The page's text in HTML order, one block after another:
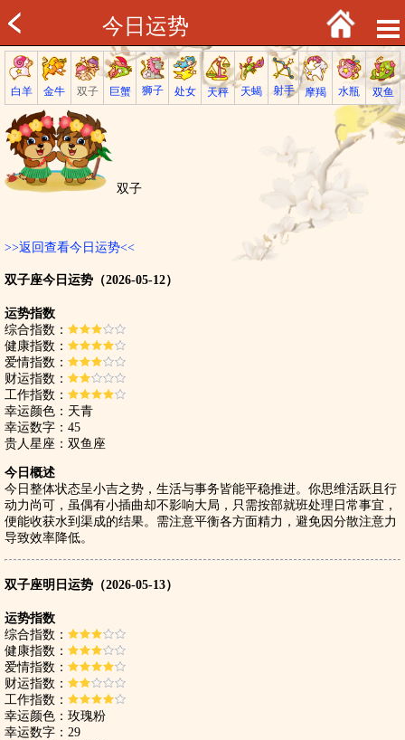
今日运势
白羊 金牛 双子 巨蟹 狮子 处女 天秤 天蝎 射手 摩羯 水瓶 双鱼
双子
>>返回查看今日运势<<
双子座今日运势（2026-05-12）
运势指数
综合指数：
健康指数：
爱情指数：
财运指数：
工作指数：
幸运颜色：天青
幸运数字：45
贵人星座：双鱼座
今日概述
今日整体状态呈小吉之势，生活与事务皆能平稳推进。你思维活跃且行
动力尚可，虽偶有小插曲却不影响大局，只需按部就班处理日常事宜，
便能收获水到渠成的结果。需注意平衡各方面精力，避免因分散注意力
导致效率降低。
双子座明日运势（2026-05-13）
运势指数
综合指数：
健康指数：
爱情指数：
财运指数：
工作指数：
幸运颜色：玫瑰粉
幸运数字：29